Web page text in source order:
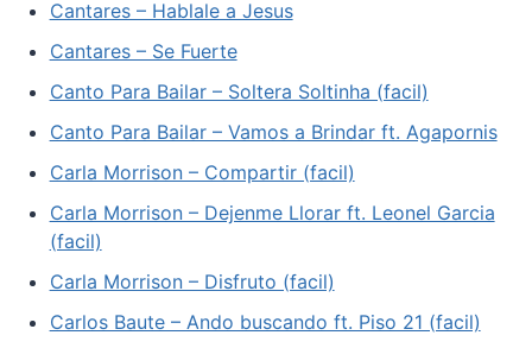
Cantares – Hablale a Jesus
Cantares – Se Fuerte
Canto Para Bailar – Soltera Soltinha (facil)
Canto Para Bailar – Vamos a Brindar ft. Agapornis
Carla Morrison – Compartir (facil)
Carla Morrison – Dejenme Llorar ft. Leonel Garcia
(facil)
Carla Morrison – Disfruto (facil)
Carlos Baute – Ando buscando ft. Piso 21 (facil)